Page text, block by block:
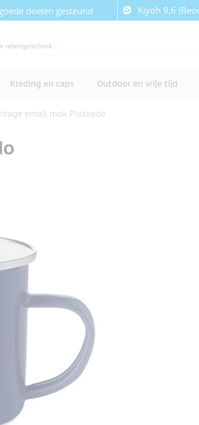
doelen gesteund Kiyoh 9,6
Kleding en caps Outdoor en vrije tijd
email mok Plateado